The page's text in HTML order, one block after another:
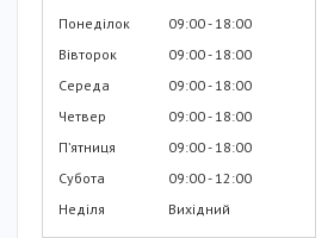
Понеділок 09:00 18:00
Вівторок
09:00 18:00
Середа
09:00 18:00
Четвер
09:00 18:00
Пʼятниця
09:00 18:00
Субота
09:00 12:00
Неділя
Вихідний